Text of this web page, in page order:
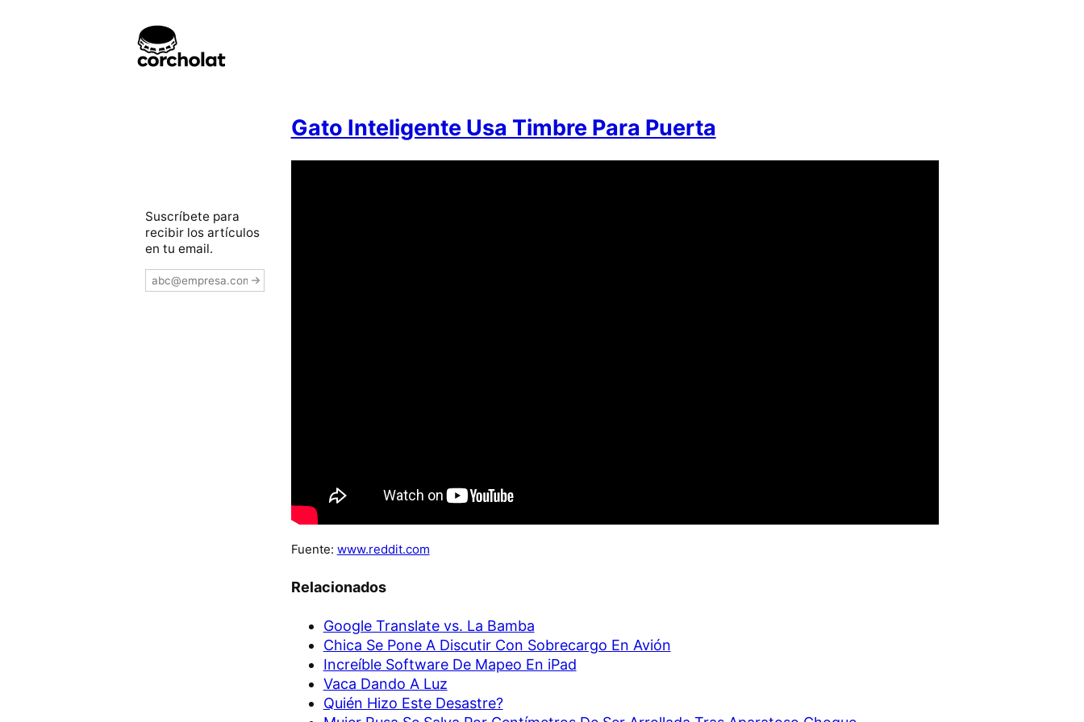
Gato Inteligente Usa Timbre Para Puerta
Fuente: www.reddit.com
Relacionados
Google Translate vs. La Bamba
Chica Se Pone A Discutir Con Sobrecargo En Avión
Increíble Software De Mapeo En iPad
Vaca Dando A Luz
Quién Hizo Este Desastre?
Suscríbete para
recibir los artículos
en tu email.